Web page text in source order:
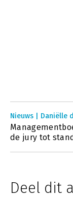
Nieuws | Daniëlle
de jury tot
Deel dit